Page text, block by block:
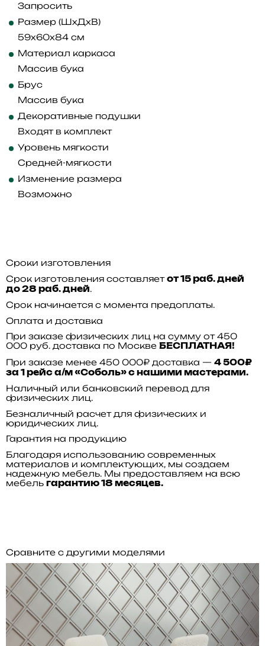
Запросить
Размер (ШхДхВ)
59x60x84 см
Материал каркаса
Массив бука
Брус
Массив бука
Декоративные подушки
Входят в комплект
Уровень мягкости
Средней-мягкости
Изменение размера
Возможно
Сроки изготовления
Срок изготовления составляет от 15 раб. дней
до 28 раб. дней.
Срок начинается с момента предоплаты.
Оплата и доставка
При заказе физических лиц на сумму от 450
000 руб. доставка по Москве БЕСПЛАТНАЯ!
При заказе менее 450 000₽ доставка — 4 500₽
за 1 рейс а/м «Соболь» с нашими мастерами.
Наличный или банковский перевод для
физических лиц.
Безналичный расчет для физических и
юридических лиц.
Гарантия на продукцию
Благодаря использованию современных
материалов и комплектующих, мы создаем
надежную мебель. Мы предоставляем на всю
мебель гарантию 18 месяцев.
Сравните с другими моделями